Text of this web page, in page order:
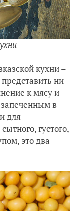
кухни –
ни
к мясу и
в
для
густого,
это два